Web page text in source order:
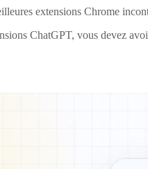
extensions Chrome
ChatGPT, vous devez